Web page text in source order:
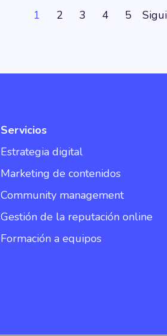
1 2 3 4 5
Servicios
Estrategia digital
Marketing de contenidos
Community management
Gestión de la reputación online
Formación a equipos